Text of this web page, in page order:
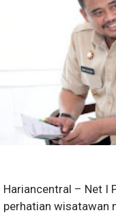
Hariancentral – Net I
perhatian wisatawan